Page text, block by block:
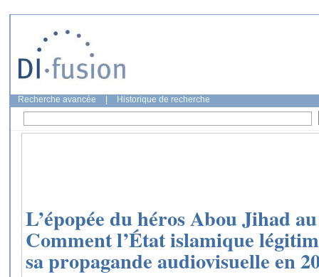
Recherche avancée Historique de recherche
L’épopée du héros Abou Jihad
Comment l’État islamique
sa propagande audiovisuelle en